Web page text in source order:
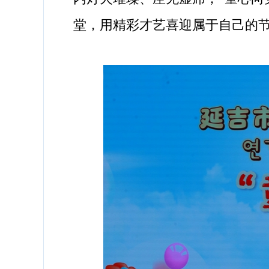
堂，用精彩才艺喜迎属于自己的